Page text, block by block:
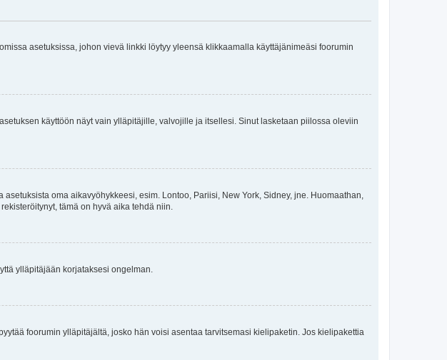
asetuksissa, johon vievä linkki löytyy yleensä klikkaamalla käyttäjänimeäsi foorumin
asetuksen käyttöön näyt vain ylläpitäjille, valvojille ja itsellesi. Sinut lasketaan piilossa oleviin
oma aikavyöhykkeesi, esim. Lontoo, Pariisi, New York, Sidney, jne. Huomaathan,
tämä on hyvä aika tehdä niin.
ylläpitäjään korjataksesi ongelman.
foorumin ylläpitäjältä, josko hän voisi asentaa tarvitsemasi kielipaketin. Jos kielipakettia